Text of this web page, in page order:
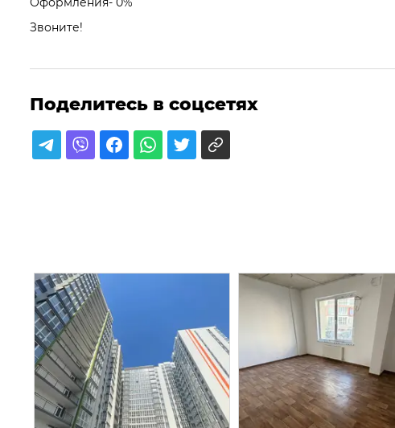
Звоните!
Поделитесь в соцсетях